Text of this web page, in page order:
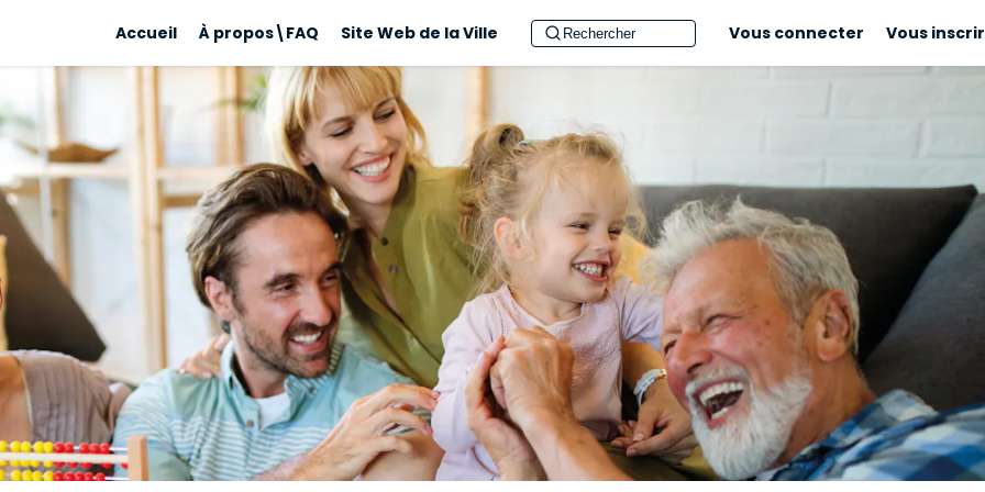
Accueil À propos\FAQ Site Web de la Ville Vous connecter Vous